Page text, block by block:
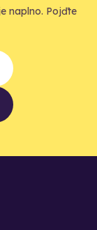
naplno. Pojďte